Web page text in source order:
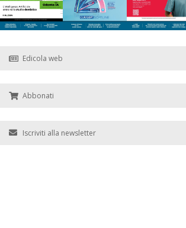
Edicola web
Abbonati
Iscriviti alla newsletter